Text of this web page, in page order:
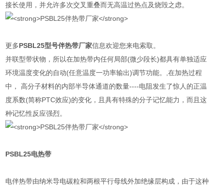
接长使用，并允许多次交叉重叠而无高温过热点及烧毁之虑。
更多PSBL25型号伴热带厂家信息欢迎您来电索取。
并联型带状物，所以在加热带内任何局部(微少段长)都具有单独适应
环境温度变化的自动(任意温度一功率输出)调节功能。,在加热过程
中， 高分子材料的内部半导体通道的数量----电阻发生了惊人的正温
度系数(简称PTC效应)的变化，且具有特殊的分子记忆能力，而且这
种记忆性反应强烈。
PSBL25电热带
电伴热带由纳米导电碳粒和两根平行母线外加绝缘层构成，由于这种